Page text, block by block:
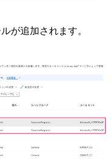
が追加されます。